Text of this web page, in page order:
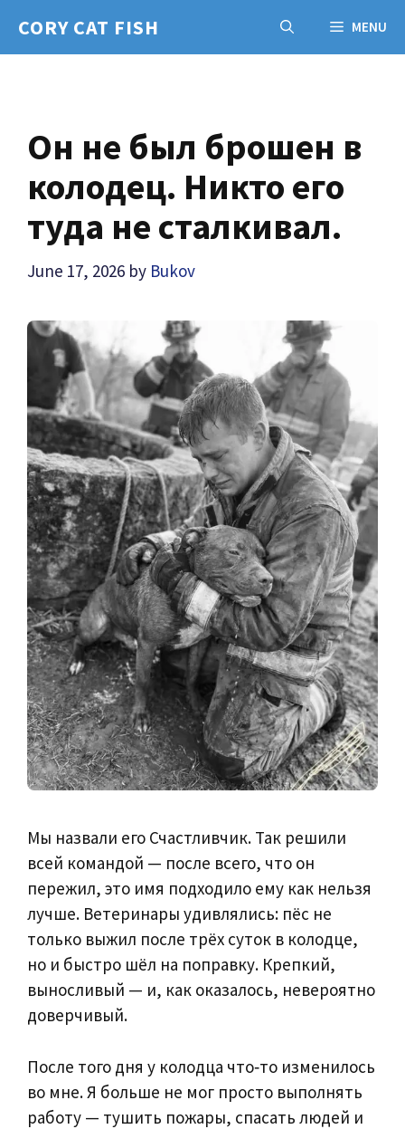
CORY CAT FISH MENU
Он не был брошен в
колодец. Никто его
туда не сталкивал.
June 17, 2026 by Bukov
Мы назвали его Счастливчик. Так решили
всей командой — после всего, что он
пережил, это имя подходило ему как нельзя
лучше. Ветеринары удивлялись: пёс не
только выжил после трёх суток в колодце,
но и быстро шёл на поправку. Крепкий,
выносливый — и, как оказалось, невероятно
доверчивый.
После того дня у колодца что‑то изменилось
во мне. Я больше не мог просто выполнять
работу — тушить пожары, спасать людей и